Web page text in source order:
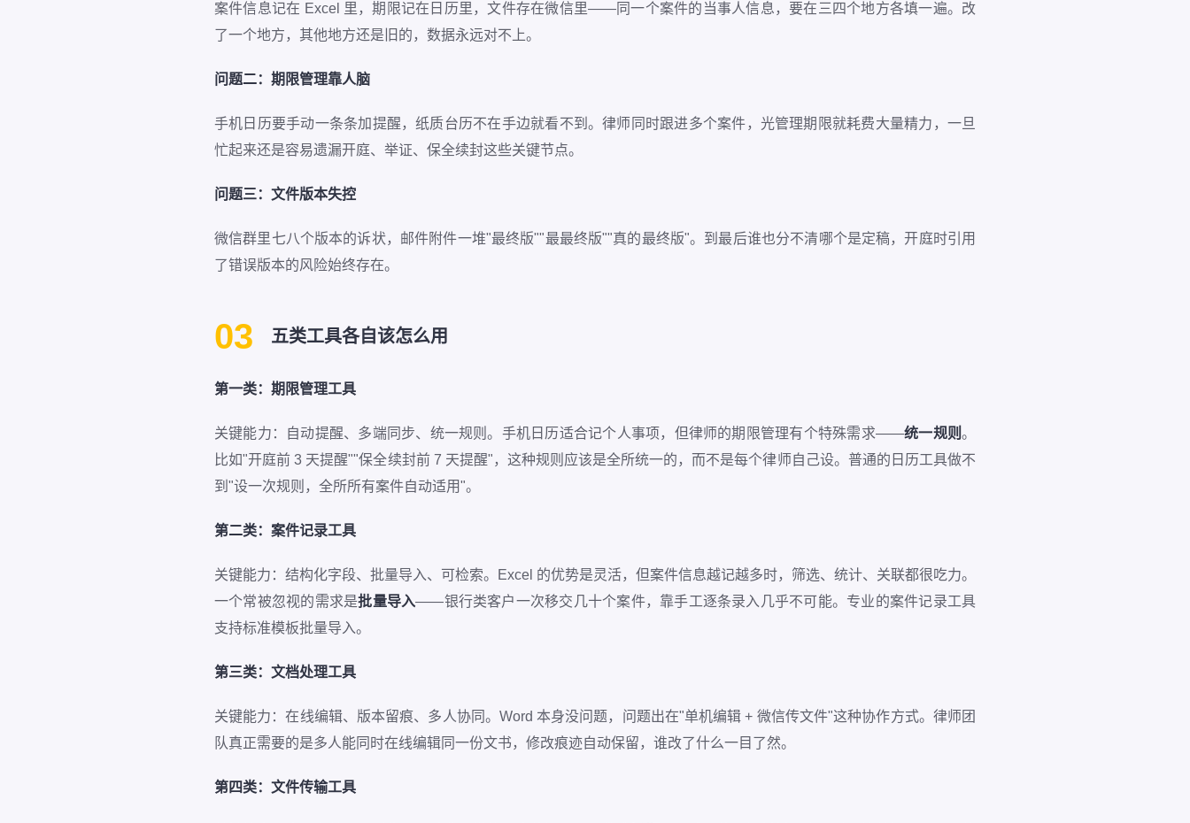
案件信息记在 Excel 里，期限记在日历里，文件存在微信里——同一个案件的当事人信息，要在三四个地方各填一遍。改
了一个地方，其他地方还是旧的，数据永远对不上。
问题二：期限管理靠人脑
手机日历要手动一条条加提醒，纸质台历不在手边就看不到。律师同时跟进多个案件，光管理期限就耗费大量精力，一旦
忙起来还是容易遗漏开庭、举证、保全续封这些关键节点。
问题三：文件版本失控
微信群里七八个版本的诉状，邮件附件一堆"最终版""最最终版""真的最终版"。到最后谁也分不清哪个是定稿，开庭时引用
了错误版本的风险始终存在。
03 五类工具各自该怎么用
第一类：期限管理工具
关键能力：自动提醒、多端同步、统一规则。手机日历适合记个人事项，但律师的期限管理有个特殊需求——统一规则。
比如"开庭前 3 天提醒""保全续封前 7 天提醒"，这种规则应该是全所统一的，而不是每个律师自己设。普通的日历工具做不
到"设一次规则，全所所有案件自动适用"。
第二类：案件记录工具
关键能力：结构化字段、批量导入、可检索。Excel 的优势是灵活，但案件信息越记越多时，筛选、统计、关联都很吃力。
一个常被忽视的需求是批量导入——银行类客户一次移交几十个案件，靠手工逐条录入几乎不可能。专业的案件记录工具
支持标准模板批量导入。
第三类：文档处理工具
关键能力：在线编辑、版本留痕、多人协同。Word 本身没问题，问题出在"单机编辑 + 微信传文件"这种协作方式。律师团
队真正需要的是多人能同时在线编辑同一份文书，修改痕迹自动保留，谁改了什么一目了然。
第四类：文件传输工具